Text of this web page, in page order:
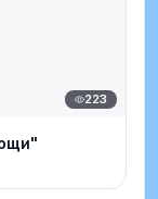
223